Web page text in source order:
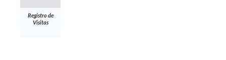
Registro de
Visitas